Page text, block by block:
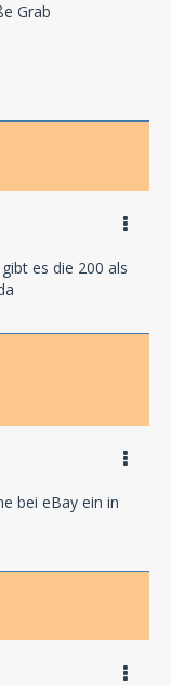
Grab
es die 200 als
bei eBay ein in